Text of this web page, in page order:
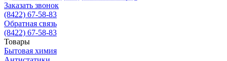
Заказать звонок
(8422) 67-58-83
Обратная связь
(8422) 67-58-83
Товары
Бытовая химия